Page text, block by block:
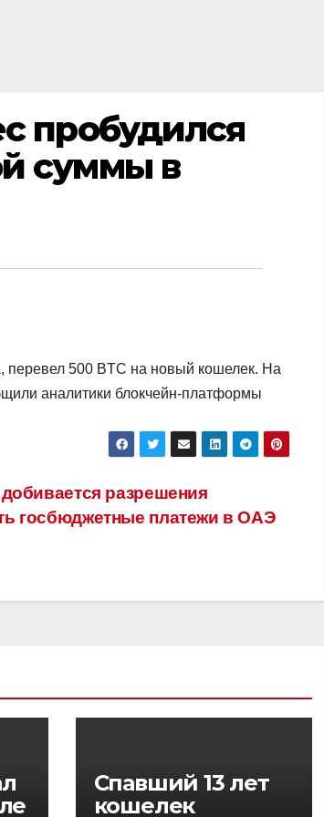
пробудился
суммы в
перевел 500 BTC на новый кошелек. На
аналитики блокчейн-платформы
разрешения
госбюджетные платежи в ОАЭ
Спавший 13 лет
кошелек